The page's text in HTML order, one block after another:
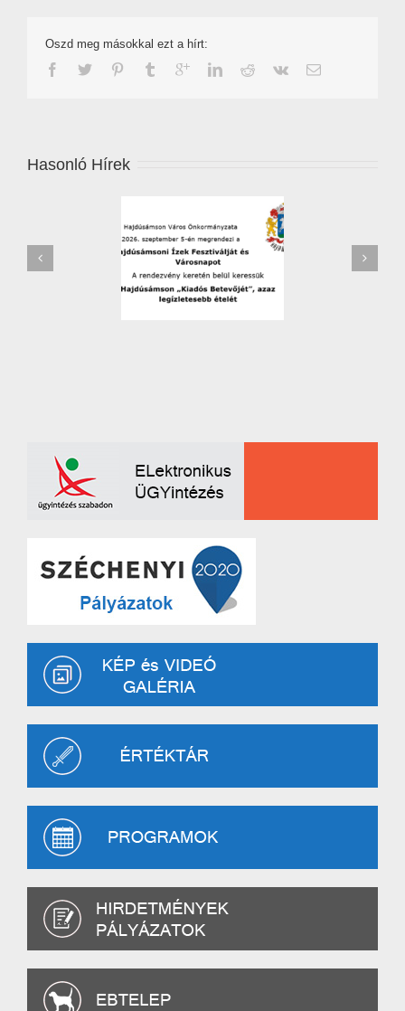
Oszd meg másokkal ezt a hírt:
Hasonló Hírek
– 2026 –
Leállítják a jégkármérséklő
rendszert Hajdú-Biharban